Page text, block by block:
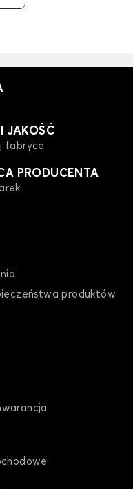
GRAND VOYAGER
LEBARON
JAKOŚĆ
fabryce
PRODUCENTA
produktów